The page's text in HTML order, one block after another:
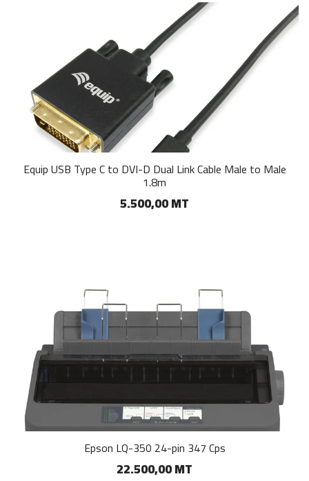
Equip USB Type C to DVI-D Dual Link Cable Male to Male
1.8m
5.500,00 MT
Epson LQ-350 24-pin 347 Cps
22.500,00 MT